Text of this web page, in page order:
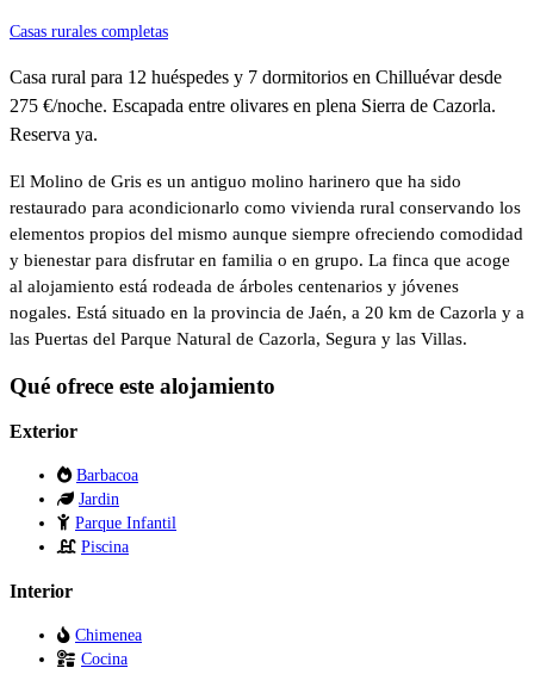
Casas rurales completas
Casa rural para 12 huéspedes y 7 dormitorios en Chilluévar desde
275 €/noche. Escapada entre olivares en plena Sierra de Cazorla.
Reserva ya.
El Molino de Gris es un antiguo molino harinero que ha sido
restaurado para acondicionarlo como vivienda rural conservando los
elementos propios del mismo aunque siempre ofreciendo comodidad
y bienestar para disfrutar en familia o en grupo. La finca que acoge
al alojamiento está rodeada de árboles centenarios y jóvenes
nogales. Está situado en la provincia de Jaén, a 20 km de Cazorla y a
las Puertas del Parque Natural de Cazorla, Segura y las Villas.
Qué ofrece este alojamiento
Exterior
Barbacoa
Jardin
Parque Infantil
Piscina
Interior
Chimenea
Cocina